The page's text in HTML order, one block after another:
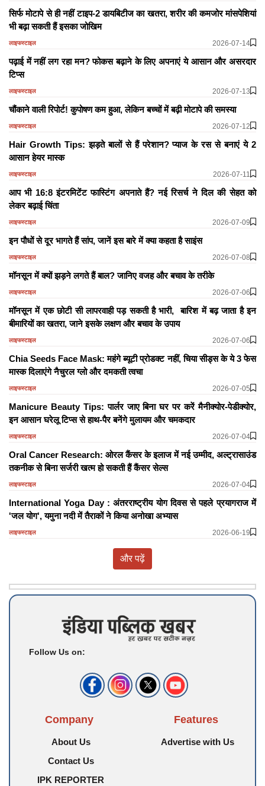
सिर्फ मोटापे से ही नहीं टाइप-2 डायबिटीज का खतरा, शरीर की कमजोर मांसपेशियां
भी बढ़ा सकती हैं इसका जोखिम
लाइफस्टाइल 2026-07-14
पढ़ाई में नहीं लग रहा मन? फोकस बढ़ाने के लिए अपनाएं ये आसान और असरदार
टिप्स
लाइफस्टाइल 2026-07-13
चौंकाने वाली रिपोर्ट! कुपोषण कम हुआ, लेकिन बच्चों में बढ़ी मोटापे की समस्या
लाइफस्टाइल 2026-07-12
Hair Growth Tips: झड़ते बालों से हैं परेशान? प्याज के रस से बनाएं ये 2
आसान हेयर मास्क
लाइफस्टाइल 2026-07-11
आप भी 16:8 इंटरमिटेंट फास्टिंग अपनाते हैं? नई रिसर्च ने दिल की सेहत को
लेकर बढ़ाई चिंता
लाइफस्टाइल 2026-07-09
इन पौधों से दूर भागते हैं सांप, जानें इस बारे में क्या कहता है साइंस
लाइफस्टाइल 2026-07-08
मॉनसून में क्यों झड़ने लगते हैं बाल? जानिए वजह और बचाव के तरीके
लाइफस्टाइल 2026-07-06
मॉनसून में एक छोटी सी लापरवाही पड़ सकती है भारी, बारिश में बढ़ जाता है इन
बीमारियों का खतरा, जाने इसके लक्षण और बचाव के उपाय
लाइफस्टाइल 2026-07-06
Chia Seeds Face Mask: महंगे ब्यूटी प्रोडक्ट नहीं, चिया सीड्स के ये 3 फेस
मास्क दिलाएंगे नैचुरल ग्लो और दमकती त्वचा
लाइफस्टाइल 2026-07-05
Manicure Beauty Tips: पार्लर जाए बिना घर पर करें मैनीक्योर-पेडीक्योर,
इन आसान घरेलू टिप्स से हाथ-पैर बनेंगे मुलायम और चमकदार
लाइफस्टाइल 2026-07-04
Oral Cancer Research: ओरल कैंसर के इलाज में नई उम्मीद, अल्ट्रासाउंड
तकनीक से बिना सर्जरी खत्म हो सकती हैं कैंसर सेल्स
लाइफस्टाइल 2026-07-04
International Yoga Day : अंतरराष्ट्रीय योग दिवस से पहले प्रयागराज में
'जल योग', यमुना नदी में तैराकों ने किया अनोखा अभ्यास
लाइफस्टाइल 2026-06-19
और पढ़ें
Follow Us on:
Company
About Us
Contact Us
IPK REPORTER
Features
Advertise with Us